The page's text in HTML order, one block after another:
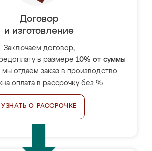
Договор
и изготовление
Заключаем договор,
в размере 10% от суммы
мы отдаём заказ в производство.
оплата в рассрочку без %.
УЗНАТЬ О РАССРОЧКЕ